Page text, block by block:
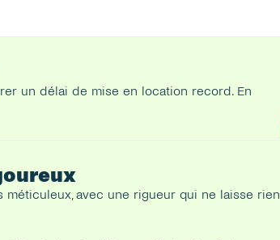
un délai de mise en location record. En
dédiée, et un réseau de locataires actifs en
avec une rigueur qui ne laisse rien